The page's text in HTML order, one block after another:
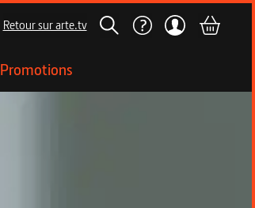
Retour sur arte.tv
Promotions